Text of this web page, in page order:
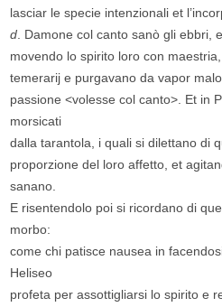
lasciar le specie intenzionali et
d. Damone col canto sanò gli ebbri,
movendo lo spirito loro con
temerarij e purgavano da vapor
passione <volesse col canto>. Et in
morsicati
dalla tarantola, i quali si dilettano di
proporzione del loro affetto, et
sanano.
E risentendolo poi si ricordano di
morbo:
come chi patisce nausea in
Heliseo
profeta per assottigliarsi lo spirito e